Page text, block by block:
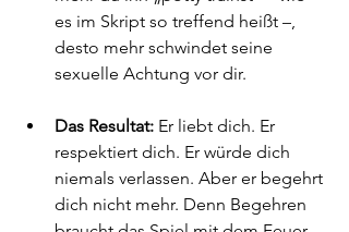
es im Skript so treffend heißt –,
desto mehr schwindet seine
sexuelle Achtung vor dir.
Das Resultat: Er liebt dich. Er
respektiert dich. Er würde dich
niemals verlassen. Aber er begehrt
dich nicht mehr. Denn Begehren